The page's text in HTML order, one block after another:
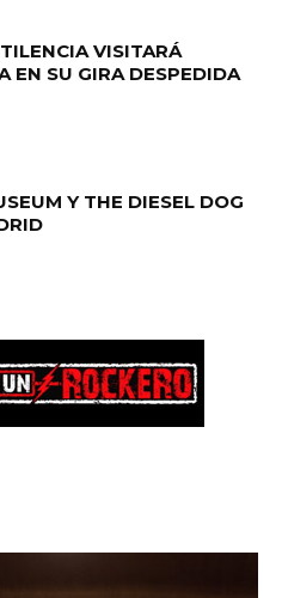
VISITARÁ
EN SU GIRA DESPEDIDA
Y THE DIESEL DOG